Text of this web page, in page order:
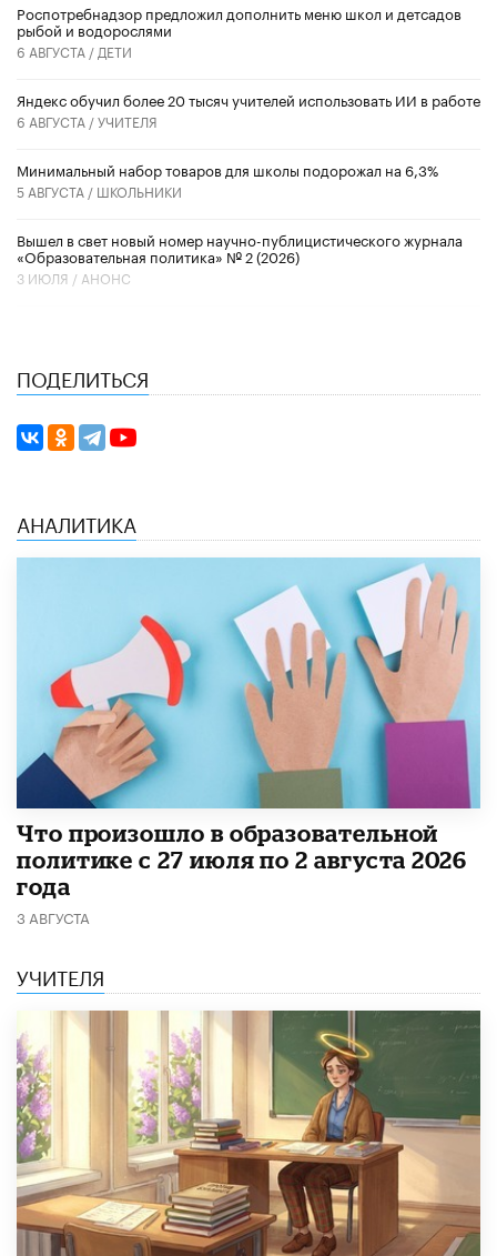
Роспотребнадзор предложил дополнить меню школ и детсадов
рыбой и водорослями
6 АВГУСТА / ДЕТИ
​Яндекс обучил более 20 тысяч учителей использовать ИИ в работе
6 АВГУСТА /УЧИТЕЛЯ
Минимальный набор товаров для школы подорожал на 6,3%
5 АВГУСТА / ШКОЛЬНИКИ
Вышел в свет новый номер научно-публицистического журнала
«Образовательная политика» № 2 (2026)
3 ИЮЛЯ / АНОНС
ПОДЕЛИТЬСЯ
АНАЛИТИКА
​Что произошло в образовательной
политике с 27 июля по 2 августа 2026
года
3 АВГУСТА
УЧИТЕЛЯ